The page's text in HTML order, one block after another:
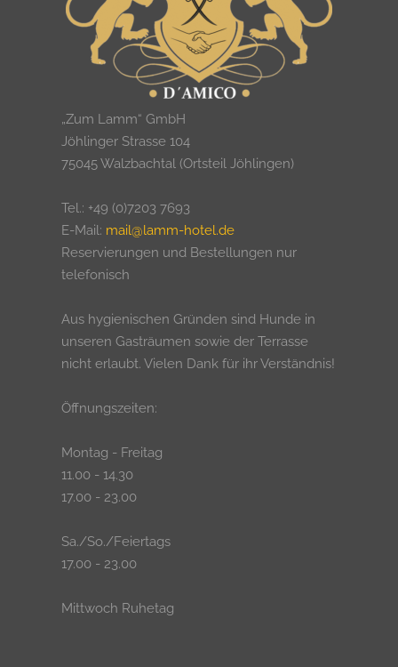
„Zum Lamm“ GmbH
Jöhlinger Strasse 104
75045 Walzbachtal (Ortsteil Jöhlingen)
Tel.: +49 (0)7203 7693
E-Mail: mail@lamm-hotel.de
Reservierungen und Bestellungen nur
telefonisch
Aus hygienischen Gründen sind Hunde in
unseren Gasträumen sowie der Terrasse
nicht erlaubt. Vielen Dank für ihr Verständnis!
Öffnungszeiten:
Montag - Freitag
11.00 - 14.30
17.00 - 23.00
Sa./So./Feiertags
17.00 - 23.00
Mittwoch Ruhetag